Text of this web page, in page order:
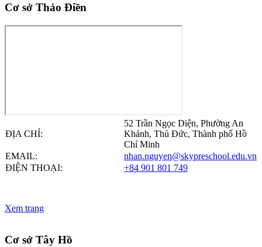
Cơ sở Thảo Điền
ĐỊA CHỈ:
52 Trần Ngọc Diện, Phường An
Khánh, Thủ Đức, Thành phố Hồ
Chí Minh
EMAIL:
nhan.nguyen@skypreschool.edu.vn
ĐIỆN THOẠI:
+84 901 801 749
Xem trang
Cơ sở Tây Hồ